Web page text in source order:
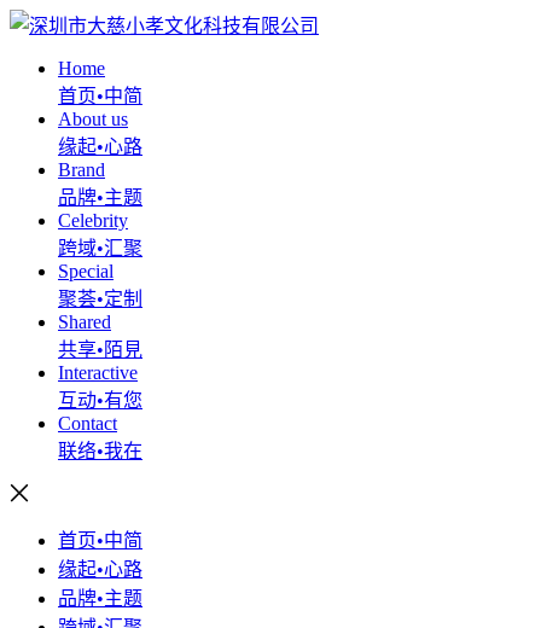
Home
首页•中简
About us
缘起•心路
Brand
品牌•主题
Celebrity
跨域•汇聚
Special
聚荟•定制
Shared
共享•陌見
Interactive
互动•有您
Contact
联络•我在
首页•中简
缘起•心路
品牌•主题